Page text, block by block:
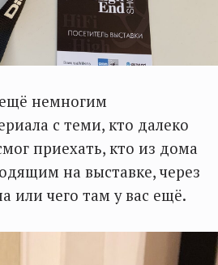
немногим
с теми, кто далеко
приехать, кто из дома
на выставке, через
или чего там у вас ещё.